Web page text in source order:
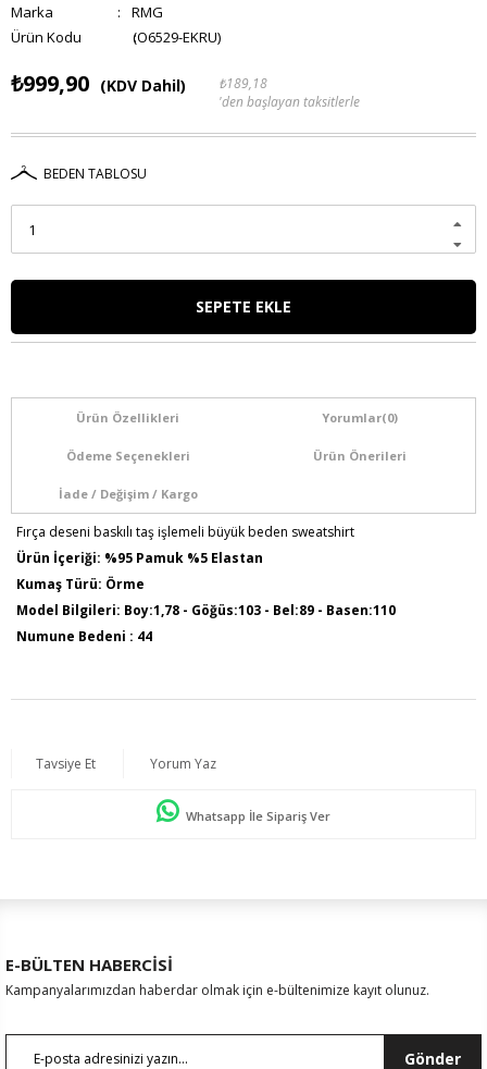
Marka :
RMG
(O6529-EKRU)
₺999,90 (KDV Dahil)
₺189,18
'den başlayan taksitlerle
BEDEN TABLOSU
Ürün Özellikleri Yorumlar(0)
Ödeme Seçenekleri Ürün Önerileri
İade / Değişim / Kargo
Fırça deseni baskılı taş işlemeli büyük beden sweatshirt
Ürün İçeriği: %95 Pamuk %5 Elastan
Kumaş Türü: Örme
Model Bilgileri: Boy:1,78 - Göğüs:103 - Bel:89 - Basen:110
Numune Bedeni : 44
Tavsiye Et Yorum Yaz
Whatsapp İle Sipariş Ver
E-BÜLTEN HABERCİSİ
Kampanyalarımızdan haberdar olmak için e-bültenimize kayıt olunuz.
Gönder